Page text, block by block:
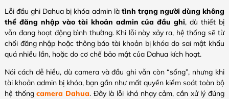
Lỗi đầu ghi Dahua bị khóa admin là tình trạng người dùng không
thể đăng nhập vào tài khoản admin của đầu ghi, dù thiết bị
vẫn đang hoạt động bình thường. Khi lỗi này xảy ra, hệ thống sẽ từ
chối đăng nhập hoặc thông báo tài khoản bị khóa do sai mật khẩu
quá nhiều lần, hoặc do cơ chế bảo mật của Dahua kích hoạt.
Nói cách dễ hiểu, dù camera và đầu ghi vẫn còn “sống”, nhưng khi
tài khoản admin bị khóa, bạn gần như mất quyền kiểm soát toàn bộ
hệ thốngcamera Dahua. Đây là lỗi khá nhạy cảm, cần xử lý đúng